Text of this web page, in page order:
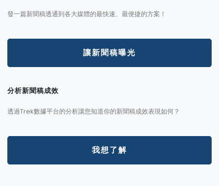
發一篇新聞稿透通到各大媒體的最快速、最便捷的方案！
讓新聞稿曝光
分析新聞稿成效
透過Trek數據平台的分析讓您知道你的新聞稿成效表現如何？
我想了解